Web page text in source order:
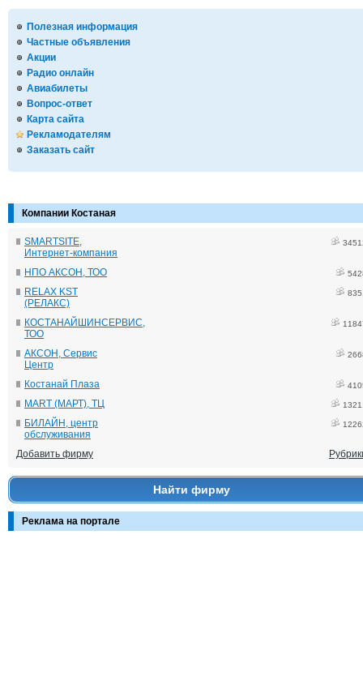
Полезная информация
Частные объявления
Акции
Радио онлайн
Авиабилеты
Вопрос-ответ
Карта сайта
Рекламодателям
Заказать сайт
Компании Костаная
SMARTSITE,
Интернет-компания
НПО АКСОН, ТОО
RELAX KST
(РЕЛАКС)
КОСТАНАЙШИНСЕРВИС,
ТОО
АКСОН, Сервис
Центр
Костанай Плаза
MART (МАРТ), ТЦ
БИЛАЙН, центр
обслуживания
Добавить фирму
Найти фирму
Реклама на портале